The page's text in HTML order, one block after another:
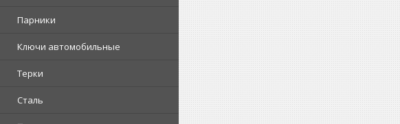
Парники
Ключи автомобильные
Терки
Сталь